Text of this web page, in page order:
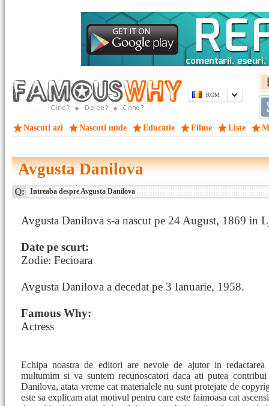
ROM
Nascuti azi Nascuti unde Educatie Filme Liste
Avgusta Danilova
Q: Intreaba despre Avgusta Danilova
Avgusta Danilova s-a nascut pe 24 August, 1869 in
Date pe scurt:
Zodie: Fecioara
Avgusta Danilova a decedat pe 3 Ianuarie, 1958.
Famous Why:
Actress
Echipa noastra de editori are nevoie de ajutor in
multumim si va suntem recunoscatori daca ati putea
Danilova, atata vreme cat materialele nu sunt protejate de
este sa explicam atat motivul pentru care este faimoasa cat